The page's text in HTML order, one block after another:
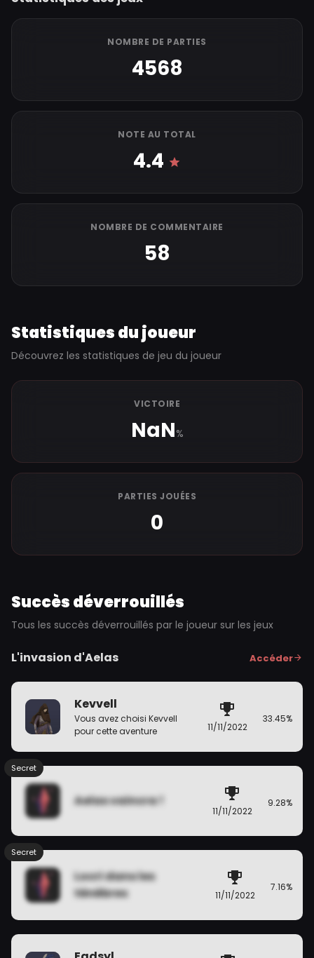
NOMBRE DE PARTIES
4568
NOTE AU TOTAL
4.4
NOMBRE DE COMMENTAIRE
58
Statistiques du joueur
Découvrez les statistiques de jeu du joueur
VICTOIRE
NaN%
PARTIES JOUÉES
0
Succès déverrouillés
Tous les succès déverrouillés par le joueur sur les jeux
L'invasion d'Aelas Accéder
Kevvell
Vous avez choisi Kevvell
pour cette aventure
11/11/2022
33.45%
Secret
Aelas vaincra !
11/11/2022
9.28%
Secret
Locri dans les
ténèbres
11/11/2022
7.16%